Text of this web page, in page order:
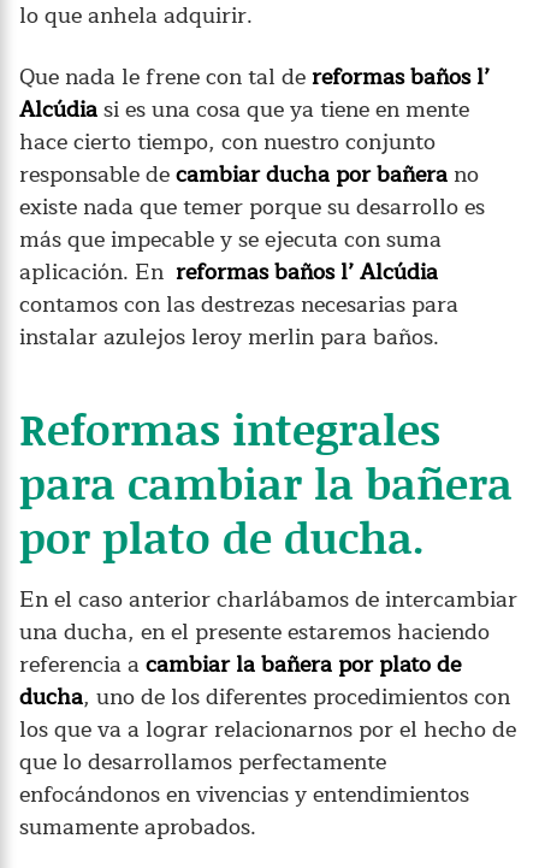
lo que anhela adquirir.
Que nada le frene con tal dereformas baños l’
Alcúdiasi es una cosa que ya tiene en mente
hace cierto tiempo, con nuestro conjunto
responsable decambiar ducha por bañera no
existe nada que temer porque su desarrollo es
más que impecable y se ejecuta con suma
aplicación. En reformas baños l’ Alcúdia
contamos con las destrezas necesarias para
instalar azulejos leroy merlin para baños.
Reformas integrales
para cambiar la bañera
por plato de ducha.
En el caso anterior charlábamos de intercambiar
una ducha, en el presente estaremos haciendo
referencia acambiar la bañera por plato de
ducha, uno de los diferentes procedimientos con
los que va a lograr relacionarnos por el hecho de
que lo desarrollamos perfectamente
enfocándonos en vivencias y entendimientos
sumamente aprobados.